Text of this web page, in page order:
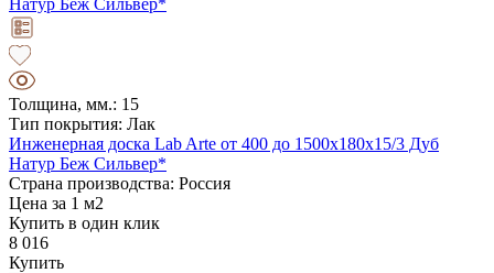
Толщина, мм.: 15
Тип покрытия: Лак
Инженерная доска Lab Arte от 400 до 1500х180х15/3 Дуб
Натур Беж Сильвер*
Страна производства: Россия
Цена за 1 м2
Купить в один клик
8 016
Купить